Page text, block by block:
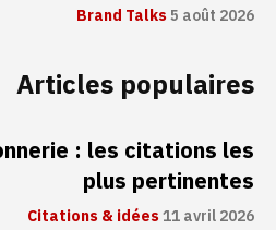
Brand Talks5 août 2026
Articles populaires
: les citations les
plus pertinentes
Citations & idées11 avril 2026